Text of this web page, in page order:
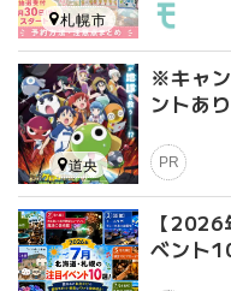
札幌市
※キャ
ントあ
活して
す！』
ン〜劇
曹』が
PR
道央
【
ベント
ポット